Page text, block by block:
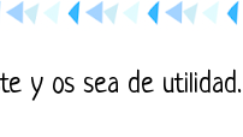
y os sea de utilidad.